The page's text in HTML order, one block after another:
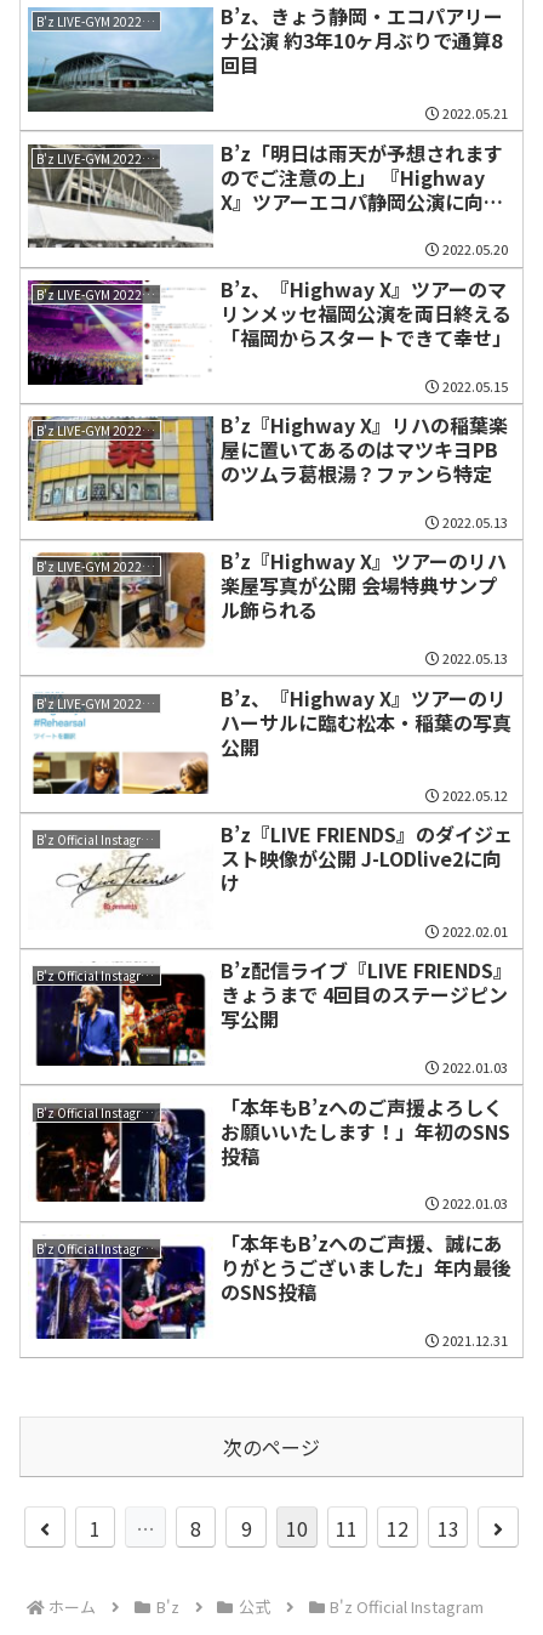
B'z LIVE-GYM 2022 -Highway X-
B’z、きょう静岡・エコパアリー
ナ公演 約3年10ヶ月ぶりで通算8
回目
2022.05.21
B'z LIVE-GYM 2022 -Highway X-
B’z「明日は雨天が予想されます
のでご注意の上」 『Highway
X』ツアーエコパ静岡公演に向け
2022.05.20
B'z LIVE-GYM 2022 -Highway X-
B’z、『Highway X』ツアーのマ
リンメッセ福岡公演を両日終える
「福岡からスタートできて幸せ」
2022.05.15
B'z LIVE-GYM 2022 -Highway X-
B’z『Highway X』リハの稲葉楽
屋に置いてあるのはマツキヨPB
のツムラ葛根湯？ファンら特定
2022.05.13
B'z LIVE-GYM 2022 -Highway X-
B’z『Highway X』ツアーのリハ
楽屋写真が公開 会場特典サンプ
ル飾られる
2022.05.13
B'z LIVE-GYM 2022 -Highway X-
B’z、『Highway X』ツアーのリ
ハーサルに臨む松本・稲葉の写真
公開
2022.05.12
B'z Official Instagram
B’z『LIVE FRIENDS』のダイジェ
スト映像が公開 J-LODlive2に向
け
2022.02.01
B'z Official Instagram
B’z配信ライブ『LIVE FRIENDS』
きょうまで 4回目のステージピン
写公開
2022.01.03
B'z Official Instagram
「本年もB’zへのご声援よろしく
お願いいたします！」年初のSNS
投稿
2022.01.03
B'z Official Instagram
「本年もB’zへのご声援、誠にあ
りがとうございました」年内最後
のSNS投稿
2021.12.31
次のページ
前
1 … 8 9 10 11 12 13
次
ホーム B'z 公式 B'z Official Instagram